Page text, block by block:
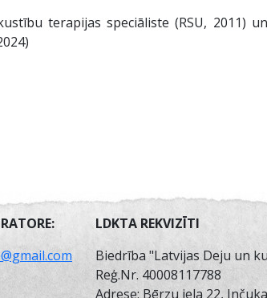
terapijas speciāliste (RSU, 2011)
LDKTA REKVIZĪTI
Biedrība "Latvijas Deju un
Reģ.Nr. 40008117788
Adrese: Bērzu iela 22,